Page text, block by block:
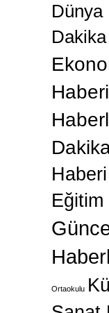
Dünya
Dakika
Haberi
Haberi
Ortaokulu